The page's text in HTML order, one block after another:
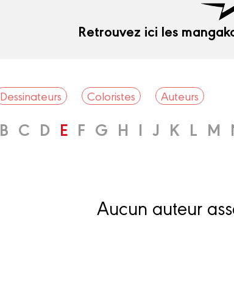
Retrouvez ici les
Dessinateurs Coloristes Auteurs
B C D E F G H I J K L M
Aucun auteur